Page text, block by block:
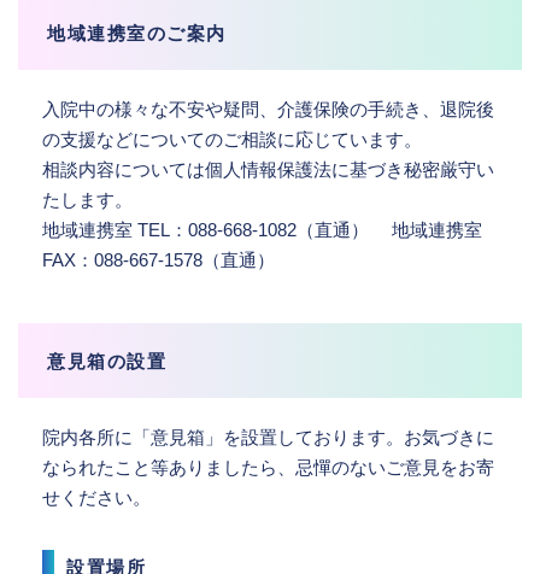
地域連携室のご案内
入院中の様々な不安や疑問、介護保険の手続き、退院後
の支援などについてのご相談に応じています。
相談内容については個人情報保護法に基づき秘密厳守い
たします。
地域連携室 TEL：088-668-1082（直通） 地域連携室
FAX：088-667-1578（直通）
意見箱の設置
院内各所に「意見箱」を設置しております。お気づきに
なられたこと等ありましたら、忌憚のないご意見をお寄
せください。
設置場所